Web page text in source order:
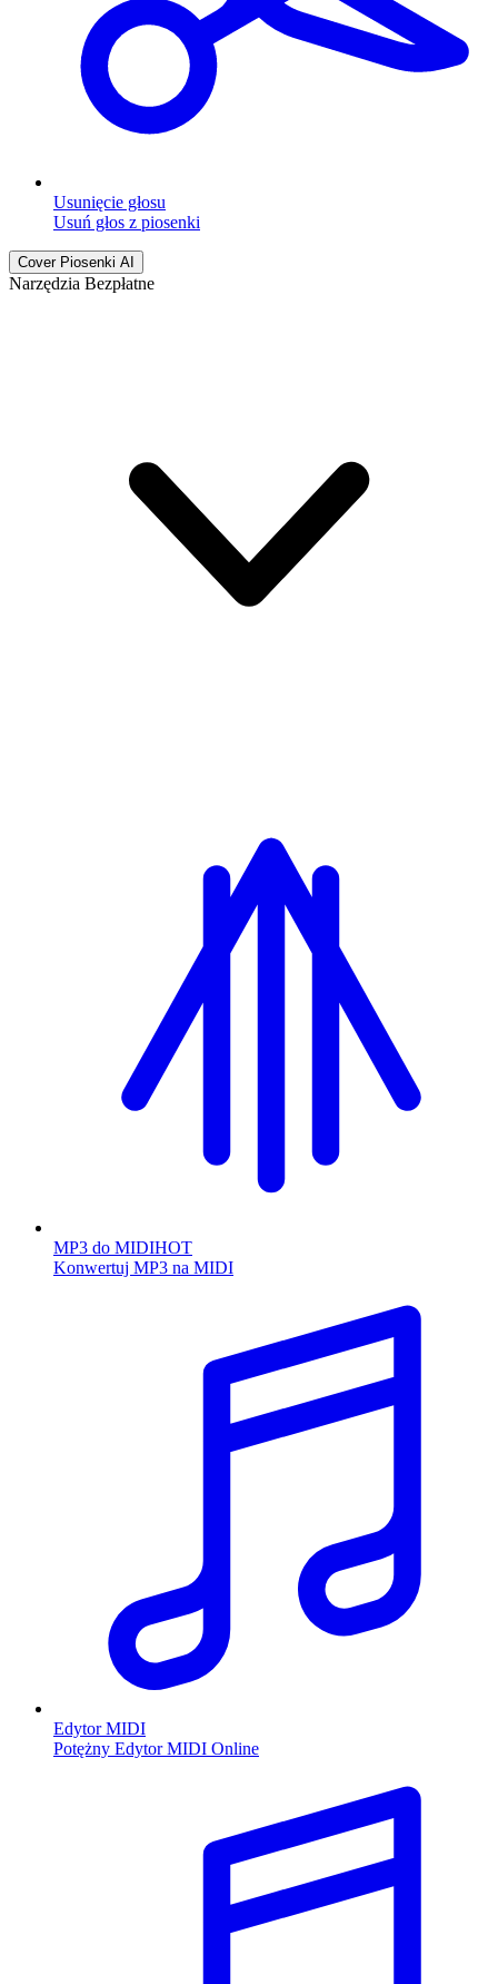
Usunięcie głosu
Usuń głos z piosenki
Cover Piosenki AI
Narzędzia Bezpłatne
MP3 do MIDIHOT
Konwertuj MP3 na MIDI
Edytor MIDI
Potężny Edytor MIDI Online